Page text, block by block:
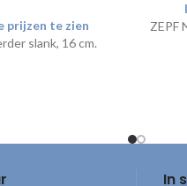
prijzen te zien
slank, 16 cm.
ZEPF
In